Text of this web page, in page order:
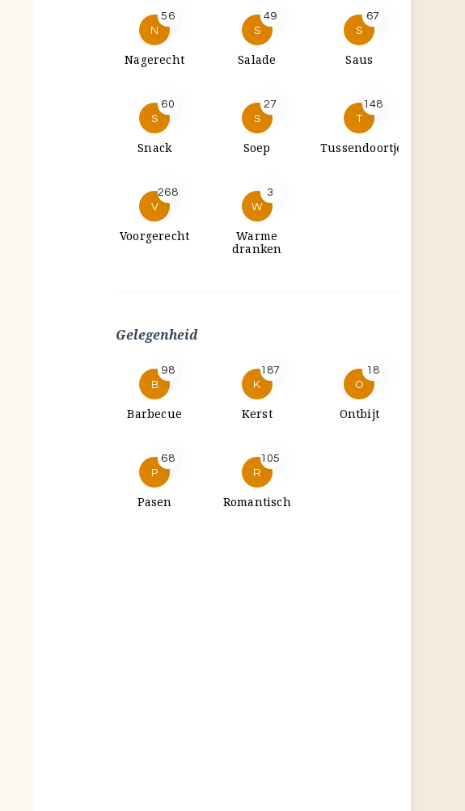
N
56
Nagerecht
S
49
Salade
S
67
Saus
S
60
Snack
S
27
Soep
T
148
Tussendoortje
V
268
Voorgerecht
W
3
Warme
dranken
Gelegenheid
B
98
Barbecue
K
187
Kerst
O
18
Ontbijt
P
68
Pasen
R
105
Romantisch